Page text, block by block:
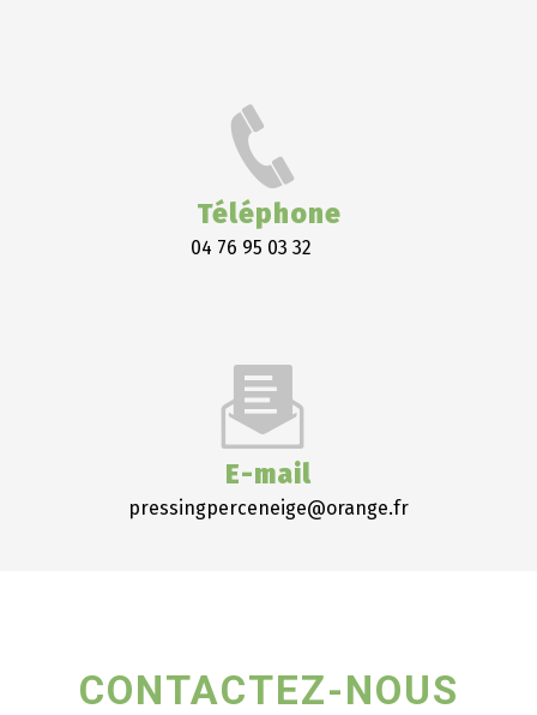
Téléphone
04 76 95 03 32
E-mail
pressingperceneige@orange.fr
CONTACTEZ-NOUS